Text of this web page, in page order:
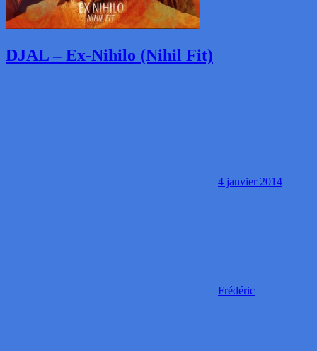
DJAL – Ex-Nihilo (Nihil Fit)
4 janvier 2014
Frédéric